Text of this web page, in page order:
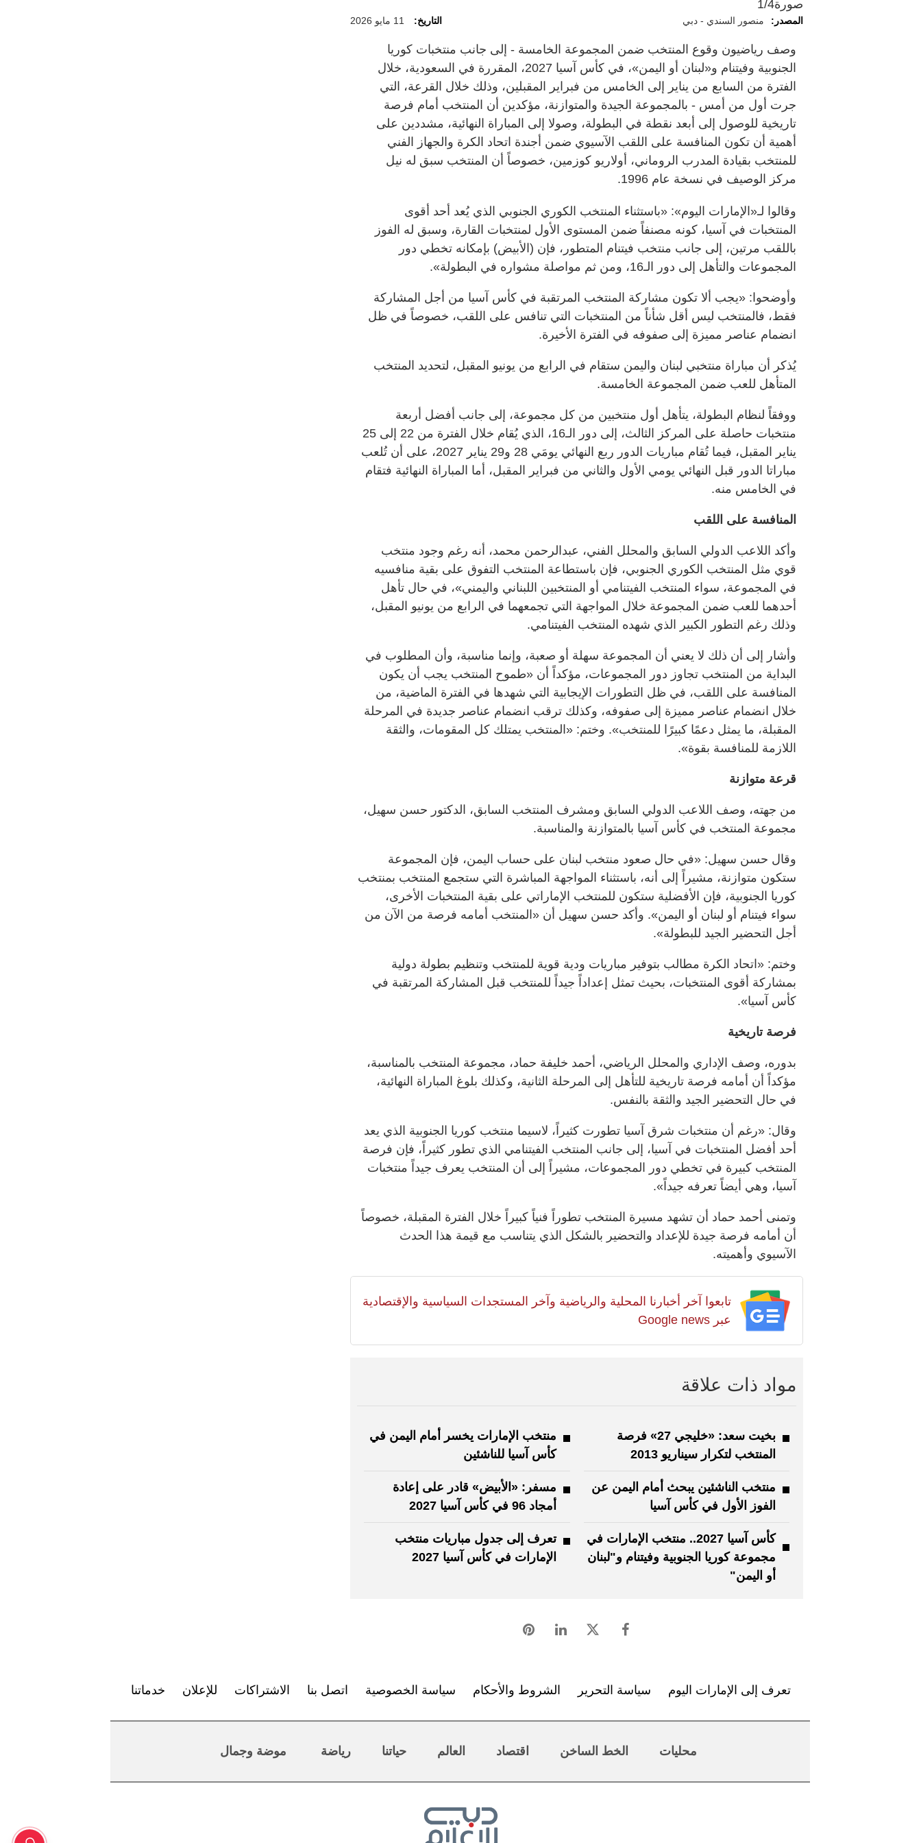
صورة1/4
المصدر: منصور السندي - دبي التاريخ: 11 مايو 2026
وصف رياضيون وقوع المنتخب ضمن المجموعة الخامسة - إلى جانب منتخبات كوريا
الجنوبية وفيتنام و«لبنان أو اليمن»، في كأس آسيا 2027، المقررة في السعودية، خلال
الفترة من السابع من يناير إلى الخامس من فبراير المقبلين، وذلك خلال القرعة، التي
جرت أول من أمس - بالمجموعة الجيدة والمتوازنة، مؤكدين أن المنتخب أمام فرصة
تاريخية للوصول إلى أبعد نقطة في البطولة، وصولا إلى المباراة النهائية، مشددين على
أهمية أن تكون المنافسة على اللقب الآسيوي ضمن أجندة اتحاد الكرة والجهاز الفني
للمنتخب بقيادة المدرب الروماني، أولاريو كوزمين، خصوصاً أن المنتخب سبق له نيل
مركز الوصيف في نسخة عام 1996.
وقالوا لـ«الإمارات اليوم»: «باستثناء المنتخب الكوري الجنوبي الذي يُعد أحد أقوى
المنتخبات في آسيا، كونه مصنفاً ضمن المستوى الأول لمنتخبات القارة، وسبق له الفوز
باللقب مرتين، إلى جانب منتخب فيتنام المتطور، فإن (الأبيض) بإمكانه تخطي دور
المجموعات والتأهل إلى دور الـ16، ومن ثم مواصلة مشواره في البطولة».
وأوضحوا: «يجب ألا تكون مشاركة المنتخب المرتقبة في كأس آسيا من أجل المشاركة
فقط، فالمنتخب ليس أقل شأناً من المنتخبات التي تنافس على اللقب، خصوصاً في ظل
انضمام عناصر مميزة إلى صفوفه في الفترة الأخيرة.
يُذكر أن مباراة منتخبي لبنان واليمن ستقام في الرابع من يونيو المقبل، لتحديد المنتخب
المتأهل للعب ضمن المجموعة الخامسة.
ووفقاً لنظام البطولة، يتأهل أول منتخبين من كل مجموعة، إلى جانب أفضل أربعة
منتخبات حاصلة على المركز الثالث، إلى دور الـ16، الذي يُقام خلال الفترة من 22 إلى 25
يناير المقبل، فيما تُقام مباريات الدور ربع النهائي يومَي 28 و29 يناير 2027، على أن تُلعب
مباراتا الدور قبل النهائي يومي الأول والثاني من فبراير المقبل، أما المباراة النهائية فتقام
في الخامس منه.
المنافسة على اللقب
وأكد اللاعب الدولي السابق والمحلل الفني، عبدالرحمن محمد، أنه رغم وجود منتخب
قوي مثل المنتخب الكوري الجنوبي، فإن باستطاعة المنتخب التفوق على بقية منافسيه
في المجموعة، سواء المنتخب الفيتنامي أو المنتخبين اللبناني واليمني»، في حال تأهل
أحدهما للعب ضمن المجموعة خلال المواجهة التي تجمعهما في الرابع من يونيو المقبل،
وذلك رغم التطور الكبير الذي شهده المنتخب الفيتنامي.
وأشار إلى أن ذلك لا يعني أن المجموعة سهلة أو صعبة، وإنما مناسبة، وأن المطلوب في
البداية من المنتخب تجاوز دور المجموعات، مؤكداً أن «طموح المنتخب يجب أن يكون
المنافسة على اللقب، في ظل التطورات الإيجابية التي شهدها في الفترة الماضية، من
خلال انضمام عناصر مميزة إلى صفوفه، وكذلك ترقب انضمام عناصر جديدة في المرحلة
المقبلة، ما يمثل دعمًا كبيرًا للمنتخب». وختم: «المنتخب يمتلك كل المقومات، والثقة
اللازمة للمنافسة بقوة».
قرعة متوازنة
من جهته، وصف اللاعب الدولي السابق ومشرف المنتخب السابق، الدكتور حسن سهيل،
مجموعة المنتخب في كأس آسيا بالمتوازنة والمناسبة.
وقال حسن سهيل: «في حال صعود منتخب لبنان على حساب اليمن، فإن المجموعة
ستكون متوازنة، مشيراً إلى أنه، باستثناء المواجهة المباشرة التي ستجمع المنتخب بمنتخب
كوريا الجنوبية، فإن الأفضلية ستكون للمنتخب الإماراتي على بقية المنتخبات الأخرى،
سواء فيتنام أو لبنان أو اليمن». وأكد حسن سهيل أن «المنتخب أمامه فرصة من الآن من
أجل التحضير الجيد للبطولة».
وختم: «اتحاد الكرة مطالب بتوفير مباريات ودية قوية للمنتخب وتنظيم بطولة دولية
بمشاركة أقوى المنتخبات، بحيث تمثل إعداداً جيداً للمنتخب قبل المشاركة المرتقبة في
كأس آسيا».
فرصة تاريخية
بدوره، وصف الإداري والمحلل الرياضي، أحمد خليفة حماد، مجموعة المنتخب بالمناسبة،
مؤكداً أن أمامه فرصة تاريخية للتأهل إلى المرحلة الثانية، وكذلك بلوغ المباراة النهائية،
في حال التحضير الجيد والثقة بالنفس.
وقال: «رغم أن منتخبات شرق آسيا تطورت كثيراً، لاسيما منتخب كوريا الجنوبية الذي يعد
أحد أفضل المنتخبات في آسيا، إلى جانب المنتخب الفيتنامي الذي تطور كثيراً، فإن فرصة
المنتخب كبيرة في تخطي دور المجموعات، مشيراً إلى أن المنتخب يعرف جيداً منتخبات
آسيا، وهي أيضاً تعرفه جيداً».
وتمنى أحمد حماد أن تشهد مسيرة المنتخب تطوراً فنياً كبيراً خلال الفترة المقبلة، خصوصاً
أن أمامه فرصة جيدة للإعداد والتحضير بالشكل الذي يتناسب مع قيمة هذا الحدث
الآسيوي وأهميته.
تابعوا آخر أخبارنا المحلية والرياضية وآخر المستجدات السياسية والإقتصادية
عبر Google news
مواد ذات علاقة
بخيت سعد: «خليجي 27» فرصة
المنتخب لتكرار سيناريو 2013
منتخب الإمارات يخسر أمام اليمن في
كأس آسيا للناشئين
منتخب الناشئين يبحث أمام اليمن عن
الفوز الأول في كأس آسيا
مسفر: «الأبيض» قادر على إعادة
أمجاد 96 في كأس آسيا 2027
كأس آسيا 2027.. منتخب الإمارات في
مجموعة كوريا الجنوبية وفيتنام و"لبنان
أو اليمن"
تعرف إلى جدول مباريات منتخب
الإمارات في كأس آسيا 2027
تعرف إلى الإمارات اليوم سياسة التحرير الشروط والأحكام سياسة الخصوصية اتصل بنا الاشتراكات للإعلان خدماتنا
محليات الخط الساخن اقتصاد العالم حياتنا رياضة موضة وجمال